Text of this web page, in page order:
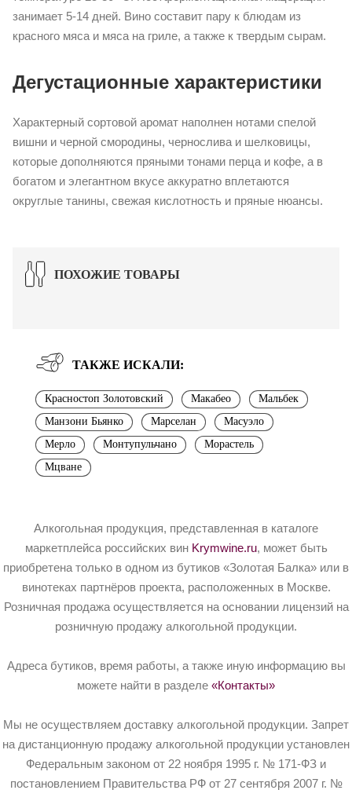
занимает 5-14 дней. Вино составит пару к блюдам из
красного мяса и мяса на гриле, а также к твердым сырам.
Дегустационные характеристики
Характерный сортовой аромат наполнен нотами спелой
вишни и черной смородины, чернослива и шелковицы,
которые дополняются пряными тонами перца и кофе, а в
богатом и элегантном вкусе аккуратно вплетаются
округлые танины, свежая кислотность и пряные нюансы.
ПОХОЖИЕ ТОВАРЫ
ТАКЖЕ ИСКАЛИ:
Красностоп Золотовский Макабео
Мальбек
Манзони Бьянко
Марселан
Масуэло
Мерло
Монтупульчано
Морастель
Мцване
Алкогольная продукция, представленная в каталоге
маркетплейса российских вин Krymwine.ru, может быть
приобретена только в одном из бутиков «Золотая Балка» или в
винотеках партнёров проекта, расположенных в Москве.
Розничная продажа осуществляется на основании лицензий на
розничную продажу алкогольной продукции.
Адреса бутиков, время работы, а также иную информацию вы
можете найти в разделе «Контакты»
Мы не осуществляем доставку алкогольной продукции. Запрет
на дистанционную продажу алкогольной продукции установлен
Федеральным законом от 22 ноября 1995 г. № 171-ФЗ и
постановлением Правительства РФ от 27 сентября 2007 г. №